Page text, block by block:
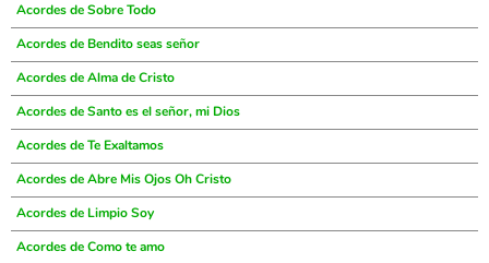
Acordes de Sobre Todo
Acordes de Bendito seas señor
Acordes de Alma de Cristo
Acordes de Santo es el señor, mi Dios
Acordes de Te Exaltamos
Acordes de Abre Mis Ojos Oh Cristo
Acordes de Limpio Soy
Acordes de Como te amo